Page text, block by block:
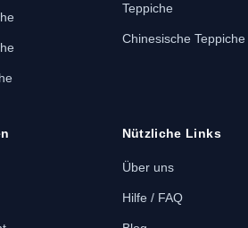
Teppiche
Chinesische Teppiche
Nützliche Links
Über uns
Hilfe / FAQ